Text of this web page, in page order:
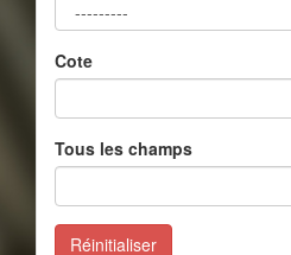
Cote
Tous les champs
Réinitialiser